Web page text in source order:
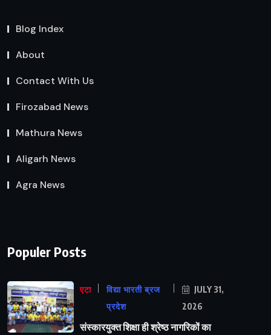
Blog Index
About
Contact With Us
Firozabad News
Mathura News
Aligarh News
Agra News
Populer Posts
एटा
विद्या भारती ब्रज
प्रदेश
JULY 31,
2026
संस्कारयुक्त शिक्षा ही श्रेष्ठ नागरिकों का